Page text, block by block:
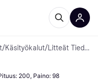
/Käsityökalut/ Litteät Tiedostot
200, Paino: 98